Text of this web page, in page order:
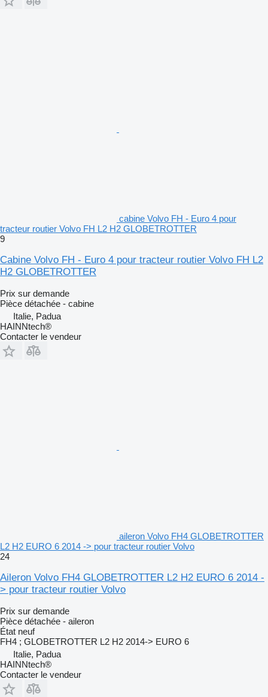
cabine Volvo FH - Euro 4 pour
tracteur routier Volvo FH L2 H2 GLOBETROTTER
9
Cabine Volvo FH - Euro 4 pour tracteur routier Volvo FH L2
H2 GLOBETROTTER
Prix sur demande
Pièce détachée - cabine
Italie, Padua
HAINNtech®
Contacter le vendeur
aileron Volvo FH4 GLOBETROTTER
L2 H2 EURO 6 2014 -> pour tracteur routier Volvo
24
Aileron Volvo FH4 GLOBETROTTER L2 H2 EURO 6 2014 -
> pour tracteur routier Volvo
Prix sur demande
Pièce détachée - aileron
État neuf
FH4 ; GLOBETROTTER L2 H2 2014-> EURO 6
Italie, Padua
HAINNtech®
Contacter le vendeur